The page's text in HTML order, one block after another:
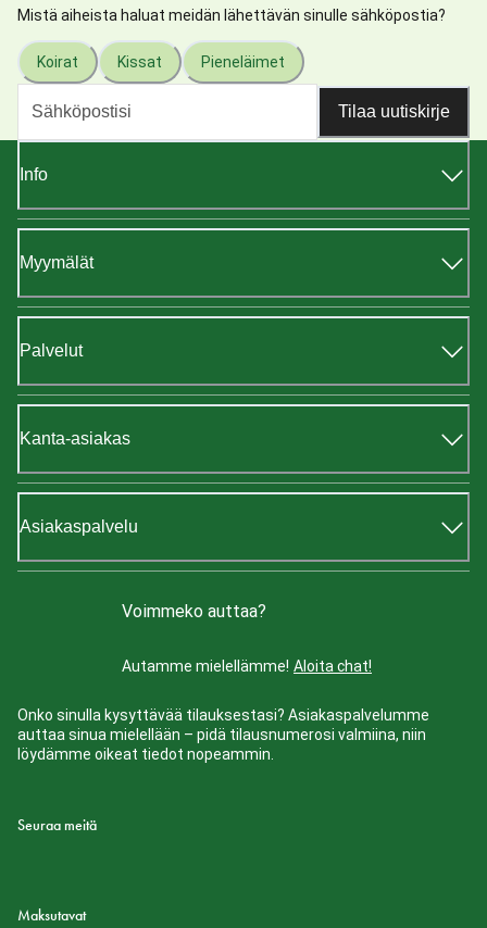
Mistä aiheista haluat meidän lähettävän sinulle sähköpostia?
Koirat Kissat Pieneläimet
Tilaa uutiskirje
Info
Myymälät
Palvelut
Kanta-asiakas
Asiakaspalvelu
Voimmeko auttaa?
Autamme mielellämme! Aloita chat!
Onko sinulla kysyttävää tilauksestasi? Asiakaspalvelumme
auttaa sinua mielellään – pidä tilausnumerosi valmiina, niin
löydämme oikeat tiedot nopeammin.
Seuraa meitä
Maksutavat